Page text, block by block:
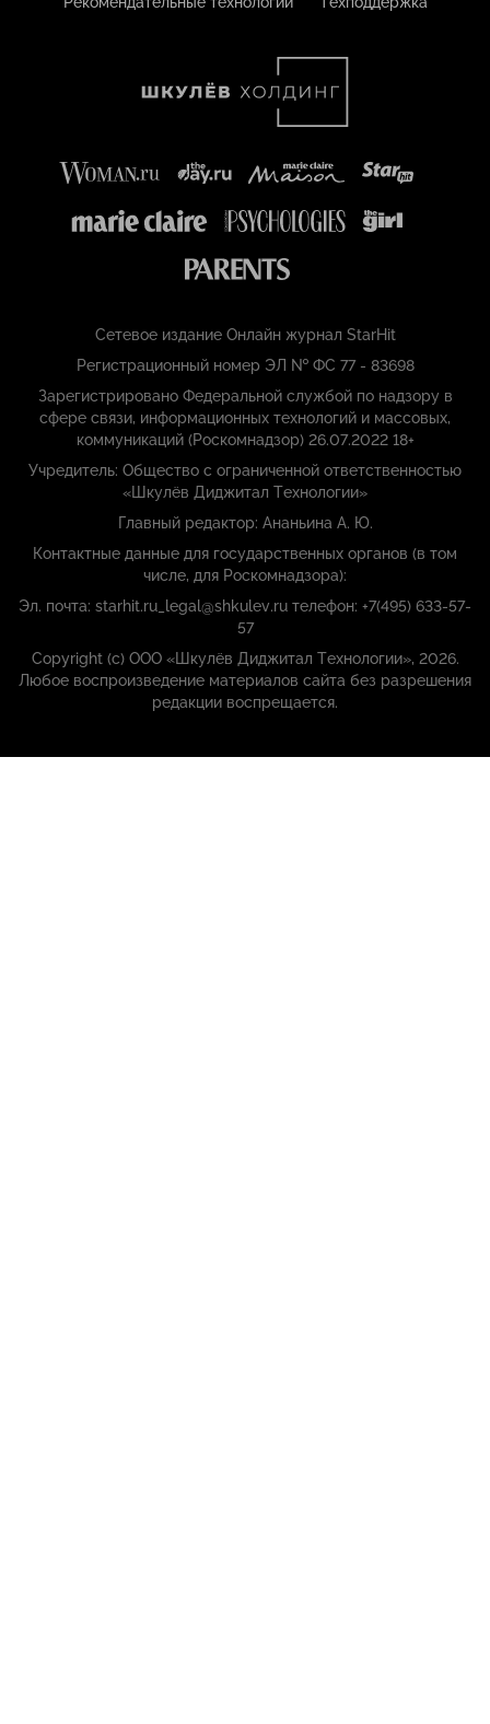
Сетевое издание Онлайн журнал StarHit
Регистрационный номер ЭЛ № ФС 77 - 83698
Зарегистрировано Федеральной службой по надзору в
сфере связи, информационных технологий и массовых,
коммуникаций (Роскомнадзор) 26.07.2022 18+
Учредитель: Общество с ограниченной ответственностью
«Шкулёв Диджитал Технологии»
Главный редактор: Ананьина А. Ю.
Контактные данные для государственных органов (в том
числе, для Роскомнадзора):
Эл. почта: starhit.ru_legal@shkulev.ru телефон: +7(495) 633-57-
57
Copyright (с) ООО «Шкулёв Диджитал Технологии», 2026.
Любое воспроизведение материалов сайта без разрешения
редакции воспрещается.